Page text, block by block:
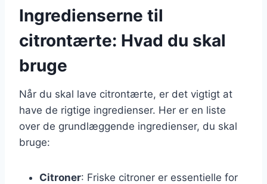
Ingredienserne til
citrontærte: Hvad du skal
bruge
Når du skal lave citrontærte, er det vigtigt at
have de rigtige ingredienser. Her er en liste
over de grundlæggende ingredienser, du skal
bruge:
Citroner: Friske citroner er essentielle for